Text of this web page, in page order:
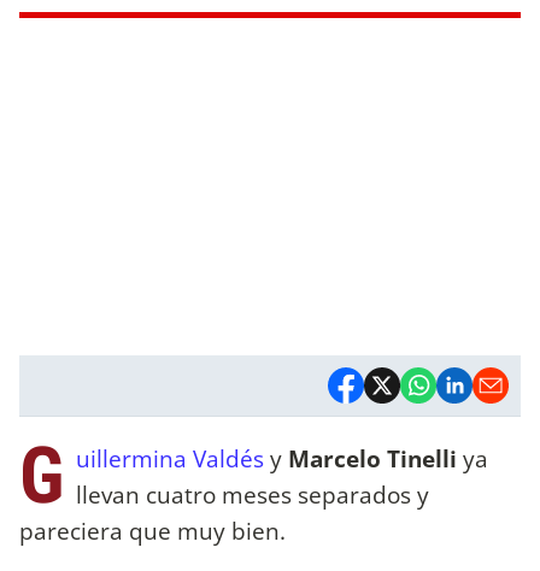
G uillermina Valdésy Marcelo Tinelli ya
llevan cuatro meses separados y
pareciera que muy bien.